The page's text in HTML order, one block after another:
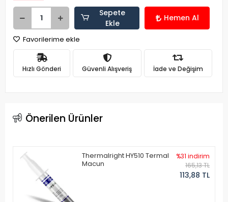
Sepete
Ekle
Hemen Al
Favorilerime ekle
Hızlı Gönderi Güvenli Alışveriş İade ve Değişim
Önerilen Ürünler
Thermalright HY510 Termal
Macun
%31 indirim
165,13 TL
113,88 TL